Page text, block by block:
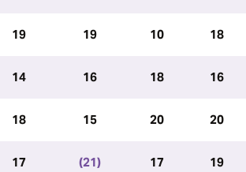
19 19 10 18
14 16 18 16
18 15 20 20
17 (21) 17 19